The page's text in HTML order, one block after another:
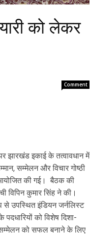
को लेकर
Comment
झारखंड इकाई के तत्वावधान में
सम्मेलन और विचार गोष्ठी
की गई। बैठक की
विपिन कुमार सिंह ने की।
उपस्थित इंडियन जर्नलिस्ट
को विशेष दिशा-
सम्मेलन को सफल बनाने के लिए